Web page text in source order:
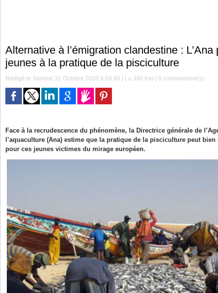
Alternative à l’émigration clandestine :
jeunes à la pratique de la pisciculture
Rédigé le Samedi 31 Octobre 2020 à 09:46 | Lu 390 fois |0 commentaire(s)
Face à la recrudescence du phénomène, la Directrice générale de
l’aquaculture (Ana) estime que la pratique de la pisciculture peut
pour ces jeunes victimes du mirage européen.